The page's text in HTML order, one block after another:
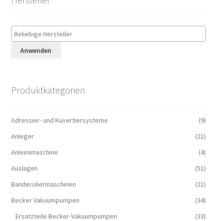
Anwenden
Produktkategorien
Adressier- und Kuvertiersysteme
(9)
Anleger
(21)
Anleimmaschine
(4)
Auslagen
(51)
Banderoliermaschinen
(21)
Becker Vakuumpumpen
(34)
Ersatzteile Becker-Vakuumpumpen
(33)